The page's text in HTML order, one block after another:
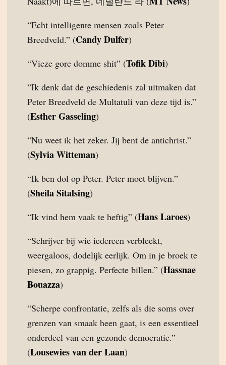
“Echt intelligente mensen zoals Peter
Breedveld.” (Candy Dulfer)
“Vieze gore domme shit” (Tofik Dibi)
“Ik denk dat de geschiedenis zal uitmaken dat
Peter Breedveld de Multatuli van deze tijd is.”
(Esther Gasseling)
“Nu weet ik het zeker. Jij bent de antichrist.”
(Sylvia Witteman)
“Ik ben dol op Peter. Peter moet blijven.”
(Sheila Sitalsing)
“Ik vind hem vaak te heftig” (Hans Laroes)
“Schrijver bij wie iedereen verbleekt,
weergaloos, dodelijk eerlijk. Om in je broek te
piesen, zo grappig. Perfecte billen.” (Hassnae
Bouazza)
“Scherpe confrontatie, zelfs als die soms over
grenzen van smaak heen gaat, is een essentieel
onderdeel van een gezonde democratie.”
(Lousewies van der Laan)